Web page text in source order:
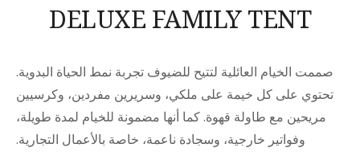
DELUXE FAMILY TENT
صممت الخيام العائلية لتتيح للضيوف تجربة نمط الحياة البدوية.
تحتوي على كل خيمة على ملكي، وسريرين مفردين، وكرسيين
مريحين مع طاولة قهوة. كما أنها مضمونة للخيام لمدة طويلة،
وفواتير خارجية، وسجادة ناعمة، خاصة بالأعمال التجارية.